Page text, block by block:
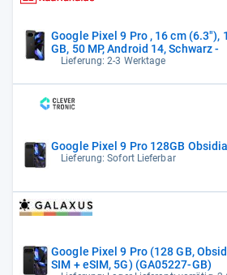
Google Pixel 9 Pro , 16 cm (6.3"),
GB, 50 MP, Android 14, Schwarz -
Lieferung: 2-3 Werktage
Google Pixel 9 Pro 128GB
Lieferung: Sofort Lieferbar
Google Pixel 9 Pro (128 GB,
SIM + eSIM, 5G) (GA05227-GB)